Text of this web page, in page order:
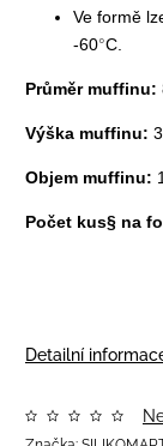
Ve formě
-60°C.
Průměr muffinu:
Výška muffinu:
Objem muffinu:
Počet kus§ na
Detailní